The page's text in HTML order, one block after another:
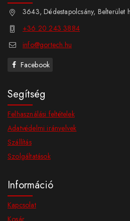
3643, Dédestapolcsány, Belterület
+36 20 243 3884
info@gortech.hu
Facebook
Segítség
Felhasználási feltételek
Adatvédelmi irányelvek
Szállítás
Szolgáltatások
Információ
Kapcsolat